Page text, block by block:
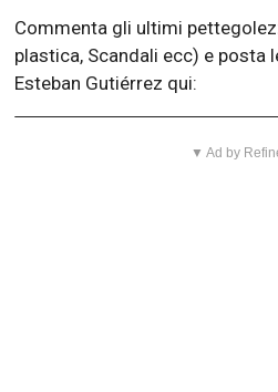
Commenta gli ultimi
plastica, Scandali ecc) e posta
Esteban Gutiérrez qui:
▼ Ad by